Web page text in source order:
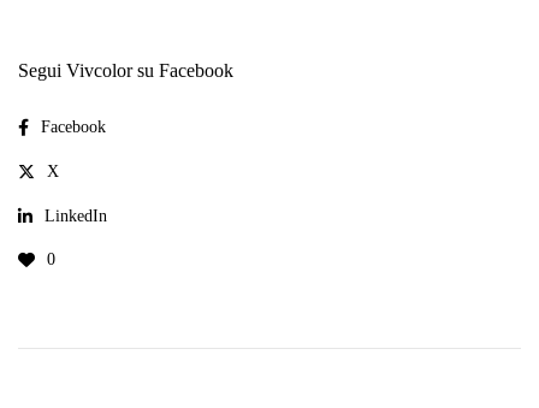
Segui Vivcolor su Facebook
Facebook
X
LinkedIn
0